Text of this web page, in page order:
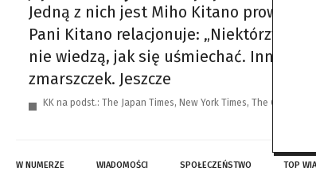
Jedną z nich jest Miho Kitano
Pani Kitano relacjonuje: „Niektórzy
nie wiedzą, jak się uśmiechać. Inni
zmarszczek. Jeszcze
KK na podst.: The Japan Times, New York Times, The Guardian,
W NUMERZE WIADOMOŚCI SPOŁECZEŃSTWO TOP